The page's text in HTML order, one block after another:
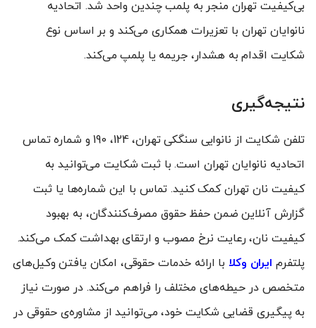
بی‌کیفیت تهران منجر به پلمب چندین واحد شد. اتحادیه
نانوایان تهران با تعزیرات همکاری می‌کند و بر اساس نوع
شکایت اقدام به هشدار، جریمه یا پلمپ می‌کند.
نتیجه‌گیری
تلفن شکایت از نانوایی سنگکی تهران، 124، 190 و شماره تماس
اتحادیه نانوایان تهران است. با ثبت شکایت می‌توانید به
کیفیت نان تهران کمک کنید. تماس با این شماره‌ها یا ثبت
گزارش آنلاین ضمن حفظ حقوق مصرف‌کنندگان، به بهبود
کیفیت نان، رعایت نرخ مصوب و ارتقای بهداشت کمک می‌کند.
پلتفرم ایران وکلا با ارائه خدمات حقوقی، امکان یافتن وکیل‌های
متخصص در حیطه‌های مختلف را فراهم می‌کند. در صورت نیاز
به پیگیری قضایی شکایت خود، می‌توانید از مشاوره‌ی حقوقی در